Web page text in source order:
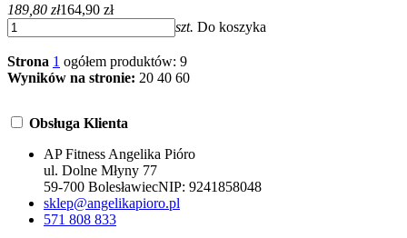
189,80 zł164,90 zł
szt. Do koszyka
Strona 1 ogółem produktów: 9
Wyników na stronie: 20 40 60
Obsługa Klienta
AP Fitness Angelika Pióro
ul. Dolne Młyny 77
59-700 BolesławiecNIP: 9241858048
sklep@angelikapioro.pl
571 808 833